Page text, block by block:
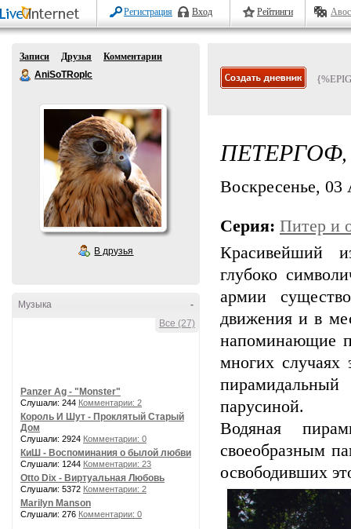
Регистрация Вход Рейтинги
Записи Друзья
Комментарии
AniSoTRopIc
В друзья
-
Музыка
Все (27)
Panzer Ag - "Monster"
Слушали: 244 Комментарии: 2
Король И Шут - Проклятый Старый
Дом
Слушали: 2924 Комментарии: 0
КиШ - Воспоминания о былой любви
Слушали: 1244 Комментарии: 23
Otto Dix - Виртуальная Любовь
Слушали: 5372 Комментарии: 2
Marilyn Manson
Слушали: 276 Комментарии: 0
Воскресенье, 03
Серия: Питер и
Красивейший
глубоко
армии
движения и в
напоминающие
многих случаях
парусиной.
Водяная
своеобразным
освободивших